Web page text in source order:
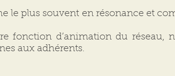
le plus souvent en résonance et
fonction d’animation du réseau,
aux adhérents.